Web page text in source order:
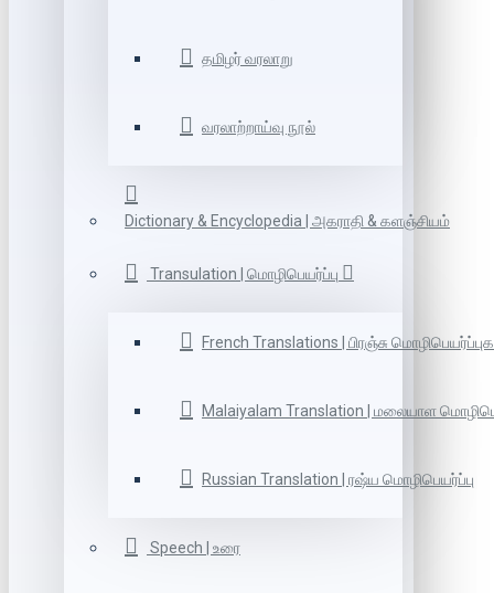
தமிழர் வரலாறு
வரலாற்றாய்வு நூல்
Dictionary & Encyclopedia | அகராதி & களஞ்சியம்
Transulation | மொழிபெயர்ப்பு
French Translations | பிரஞ்சு
Malaiyalam Translation | மலையாள
Russian Translation | ரஷ்ய மொழிபெயர்ப்பு
Speech | உரை